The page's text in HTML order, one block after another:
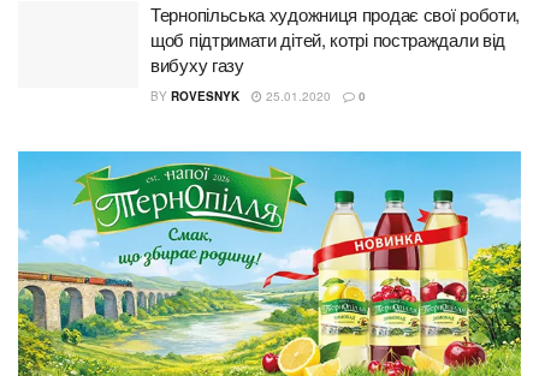
Тернопільська художниця продає свої роботи,
щоб підтримати дітей, котрі постраждали від
вибуху газу
BY ROVESNYK 25.01.2020 0